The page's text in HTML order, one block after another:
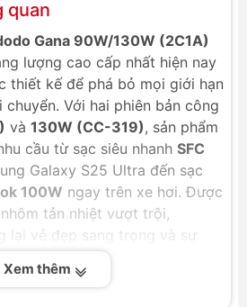
quan
Gana 90W/130W (2C1A)
lượng cao cấp nhất hiện nay
thiết kế để phá bỏ mọi giới hạn
Với hai phiên bản công
và 130W (CC-319), sản phẩm
cầu từ sạc siêu nhanh SFC
Galaxy S25 Ultra đến sạc
100W ngay trên xe hơi. Được
tản nhiệt vượt trội,
lại vẻ đẹp sang trọng và sự
3 cổng sạc (2 cổng USB-C,
bạn duy trì kết nối cho toàn bộ
Xem thêm